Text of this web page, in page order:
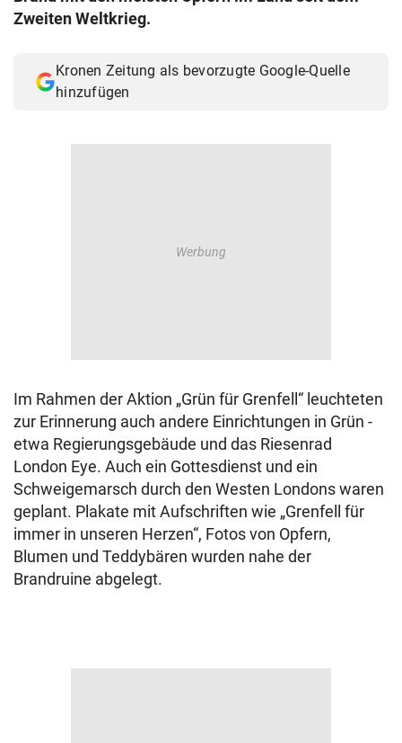
Zweiten Weltkrieg.
Kronen Zeitung als bevorzugte Google-Quelle
hinzufügen
Im Rahmen der Aktion „Grün für Grenfell“ leuchteten
zur Erinnerung auch andere Einrichtungen in Grün -
etwa Regierungsgebäude und das Riesenrad
London Eye. Auch ein Gottesdienst und ein
Schweigemarsch durch den Westen Londons waren
geplant. Plakate mit Aufschriften wie „Grenfell für
immer in unseren Herzen“, Fotos von Opfern,
Blumen und Teddybären wurden nahe der
Brandruine abgelegt.